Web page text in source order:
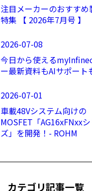
注目メーカーのおすすめ
特集 【 2026年7月号 】
2026-07-08
今日から使える
ー最新資料もAIサポート
2026-07-01
車載48Vシステム向けの
MOSFET「AG16xFNxx
ズ」を開発！- ROHM
カテゴリ記事一覧